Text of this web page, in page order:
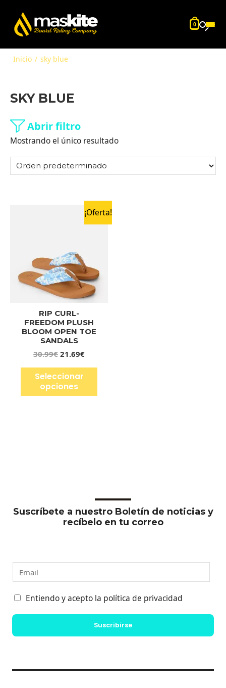
0
Inicio / sky blue
SKY BLUE
Abrir filtro
Mostrando el único resultado
¡Oferta!
RIP CURL-
FREEDOM PLUSH
BLOOM OPEN TOE
SANDALS
30.99€ 21.69€
Seleccionar
opciones
Suscríbete a nuestro Boletín de noticias y
recíbelo en tu correo
m
a
i
l
C
i
a
Entiendo y acepto la política de privacidad
Suscribirse